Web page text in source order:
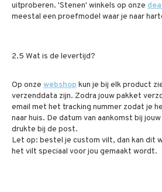
uitproberen. 'Stenen' winkels op onze
meestal een proefmodel waar je naar
2.5 Wat is de levertijd?
Op onze webshop kun je bij elk product
verzenddata zijn. Zodra jouw pakket
email met het tracking nummer zodat je
naar huis. De datum van aankomst bij
drukte bij de post.
Let op: bestel je custom vilt, dan kan dit
het vilt speciaal voor jou gemaakt wordt.